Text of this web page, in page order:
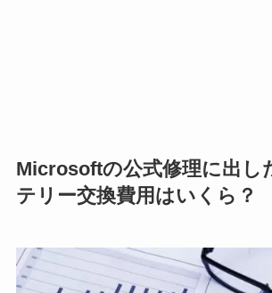
Microsoftの公式修理に出し
テリー交換費用はいくら？